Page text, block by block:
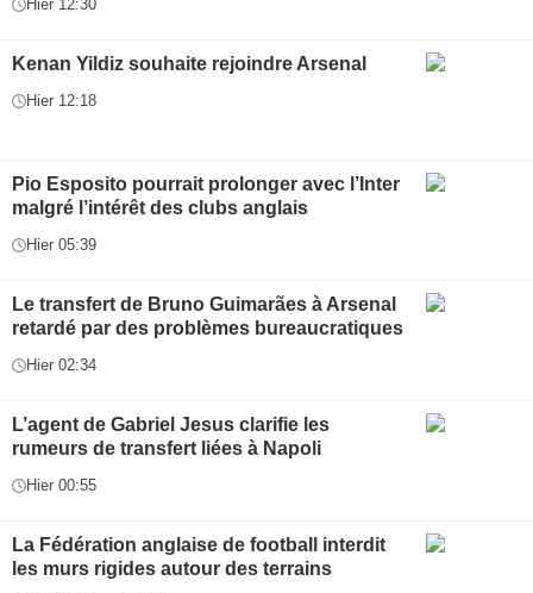
Hier 12:30
Kenan Yildiz souhaite rejoindre Arsenal
Hier 12:18
Pio Esposito pourrait prolonger avec l’Inter
malgré l’intérêt des clubs anglais
Hier 05:39
Le transfert de Bruno Guimarães à Arsenal
retardé par des problèmes bureaucratiques
Hier 02:34
L’agent de Gabriel Jesus clarifie les
rumeurs de transfert liées à Napoli
Hier 00:55
La Fédération anglaise de football interdit
les murs rigides autour des terrains